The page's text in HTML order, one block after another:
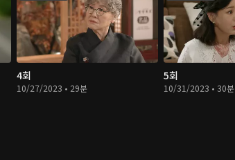
4회
10/27/2023 • 29분
5회
10/31/2023 • 30분